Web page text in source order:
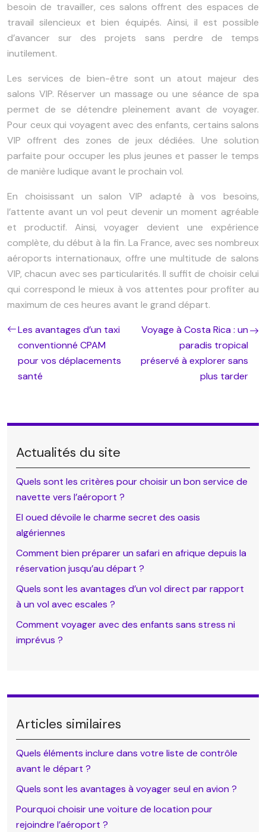
besoin de travailler, ces salons offrent des espaces de
travail silencieux et bien équipés. Ainsi, il est possible
d’avancer sur des projets sans perdre de temps
inutilement.
Les services de bien-être sont un atout majeur des
salons VIP. Réserver un massage ou une séance de spa
permet de se détendre pleinement avant de voyager.
Pour ceux qui voyagent avec des enfants, certains salons
VIP offrent des zones de jeux dédiées. Une solution
parfaite pour occuper les plus jeunes et passer le temps
de manière ludique avant le prochain vol.
En choisissant un salon VIP adapté à vos besoins,
l’attente avant un vol peut devenir un moment agréable
et productif. Ainsi, voyager devient une expérience
complète, du début à la fin. La France, avec ses nombreux
aéroports internationaux, offre une multitude de salons
VIP, chacun avec ses particularités. Il suffit de choisir celui
qui correspond le mieux à vos attentes pour profiter au
maximum de ces heures avant le grand départ.
Les avantages d’un taxi
conventionné CPAM
pour vos déplacements
santé
Voyage à Costa Rica : un
paradis tropical
préservé à explorer sans
plus tarder
Actualités du site
Quels sont les critères pour choisir un bon service de
navette vers l’aéroport ?
El oued dévoile le charme secret des oasis
algériennes
Comment bien préparer un safari en afrique depuis la
réservation jusqu’au départ ?
Quels sont les avantages d’un vol direct par rapport
à un vol avec escales ?
Comment voyager avec des enfants sans stress ni
imprévus ?
Articles similaires
Quels éléments inclure dans votre liste de contrôle
avant le départ ?
Quels sont les avantages à voyager seul en avion ?
Pourquoi choisir une voiture de location pour
rejoindre l’aéroport ?